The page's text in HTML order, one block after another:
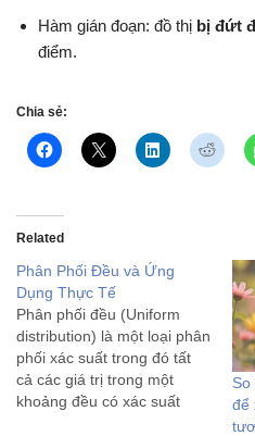
Hàm gián đoạn: đồ thị bị đứt
điểm.
Chia sẻ:
Related
Phân Phối Đều và Ứng
Dụng Thực Tế
Phân phối đều (Uniform
distribution) là một loại phân
phối xác suất trong đó tất
cả các giá trị trong một
khoảng đều có xác suất
So
để